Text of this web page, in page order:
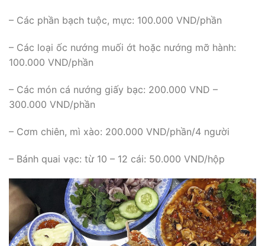
– Các phần bạch tuộc, mực: 100.000 VND/phần
– Các loại ốc nướng muối ớt hoặc nướng mỡ hành:
100.000 VND/phần
– Các món cá nướng giấy bạc: 200.000 VND –
300.000 VND/phần
– Cơm chiên, mì xào: 200.000 VND/phần/4 người
– Bánh quai vạc: từ 10 – 12 cái: 50.000 VND/hộp